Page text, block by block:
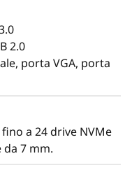
le mutevoli
funzionalità
server
processori
generazione.
2.0
porta VGA, porta
a 24 drive NVMe
da 7 mm.